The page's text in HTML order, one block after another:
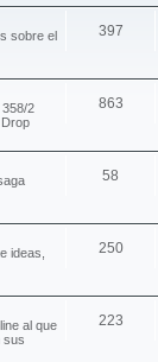
sobre el
397
2
863
58
ideas,
250
al que
sus
223